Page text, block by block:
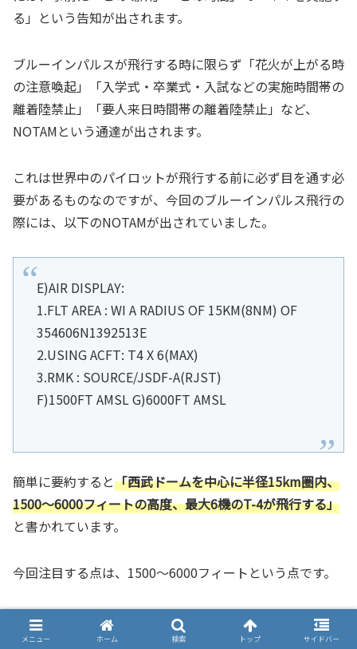
る」という告知が出されます。
ブルーインパルスが飛行する時に限らず「花火が上がる時
の注意喚起」「入学式・卒業式・入試などの実施時間帯の
離着陸禁止」「要人来日時間帯の離着陸禁止」など、
NOTAMという通達が出されます。
これは世界中のパイロットが飛行する前に必ず目を通す必
要があるものなのですが、今回のブルーインパルス飛行の
際には、以下のNOTAMが出されていました。
E)AIR DISPLAY:
1.FLT AREA : WI A RADIUS OF 15KM(8NM) OF
354606N1392513E
2.USING ACFT: T4 X 6(MAX)
3.RMK : SOURCE/JSDF-A(RJST)
F)1500FT AMSL G)6000FT AMSL
簡単に要約すると「西武ドームを中心に半径15km圏内、
1500～6000フィートの高度、最大6機のT-4が飛行する」
と書かれています。
今回注目する点は、1500～6000フィートという点です。
1500～6000フィートには入らないでね！
メニュー ホーム 検索 トップ サイドバー